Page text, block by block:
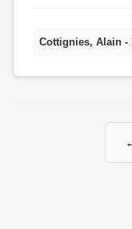
Cottignies, Alain -